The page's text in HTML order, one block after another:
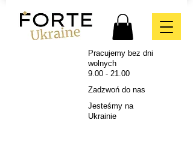
Pracujemy bez dni
wolnych
9.00 - 21.00
Zadzwoń do nas
Jesteśmy na
Ukrainie